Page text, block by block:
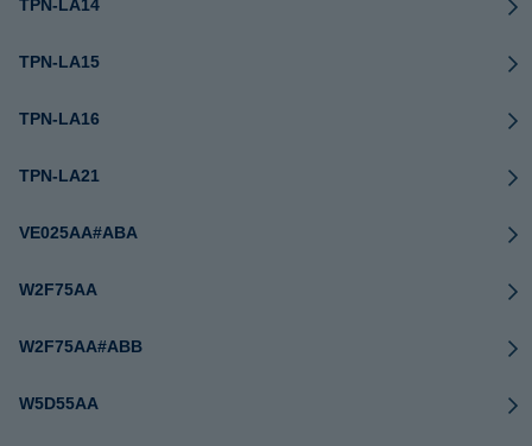
TPN-LA14
TPN-LA15
TPN-LA16
TPN-LA21
VE025AA#ABA
W2F75AA
W2F75AA#ABB
W5D55AA